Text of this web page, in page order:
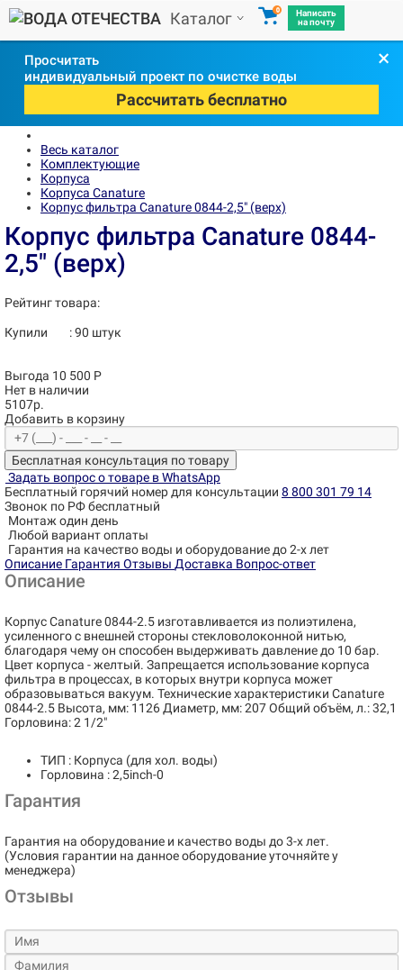
Каталог 0
Написать
на почту
Просчитать
индивидуальный проект по очистке воды
Рассчитать бесплатно
×
Весь каталог
Комплектующие
Корпуса
Корпуса Canature
Корпус фильтра Canature 0844-2,5" (верх)
Корпус фильтра Canature 0844-
2,5" (верх)
Рейтинг товара:
Купили :90 штук
Выгода 10 500 Р
Нет в наличии
5107р.
Добавить в корзину
Бесплатная консультация по товару
Задать вопрос о товаре в WhatsApp
Бесплатный горячий номер для консультации 8 800 301 79 14
Звонок по РФ бесплатный
Монтаж один день
Любой вариант оплаты
Гарантия на качество воды и оборудование до 2-х лет
Описание Гарантия Отзывы Доставка Вопрос-ответ
Описание
Корпус Canature 0844-2.5 изготавливается из полиэтилена,
усиленного с внешней стороны стекловолоконной нитью,
благодаря чему он способен выдерживать давление до 10 бар.
Цвет корпуса - желтый. Запрещается использование корпуса
фильтра в процессах, в которых внутри корпуса может
образовываться вакуум. Технические характеристики Canature
0844-2.5 Высота, мм: 1126 Диаметр, мм: 207 Общий объём, л.: 32,1
Горловина: 2 1/2"
ТИП : Корпуса (для хол. воды)
Горловина : 2,5inch-0
Гарантия
Гарантия на оборудование и качество воды до 3-х лет.
(Условия гарантии на данное оборудование уточняйте у
менеджера)
Отзывы